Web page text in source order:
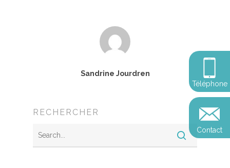
Sandrine Jourdren
RECHERCHER
Téléphone
Contact
Devenir praticien en
de pleine conscience
Somatic Expériencing
Révelez votre
votre impact
Conférences
personnel
Révelez votre
votre impact
Reconversion et
professionnelle
et découvrir